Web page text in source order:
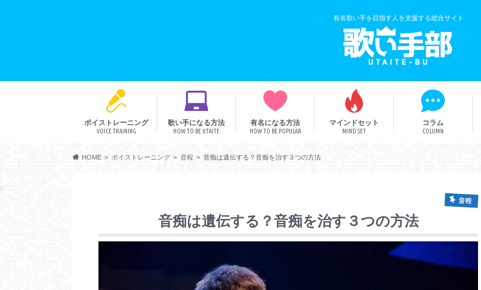
有名歌い手を目指す人を支援する総合サイト
ボイストレーニング
VOICE TRAINING
歌い手になる方法
HOW TO BE UTAITE
有名になる方法
HOW TO BE POPULAR
マインドセット
MIND SET
コラム
COLUMN
HOME ボイストレーニング 音程 音痴は遺伝する？音痴を治す３つの方法
音程
音痴は遺伝する？音痴を治す３つの方法